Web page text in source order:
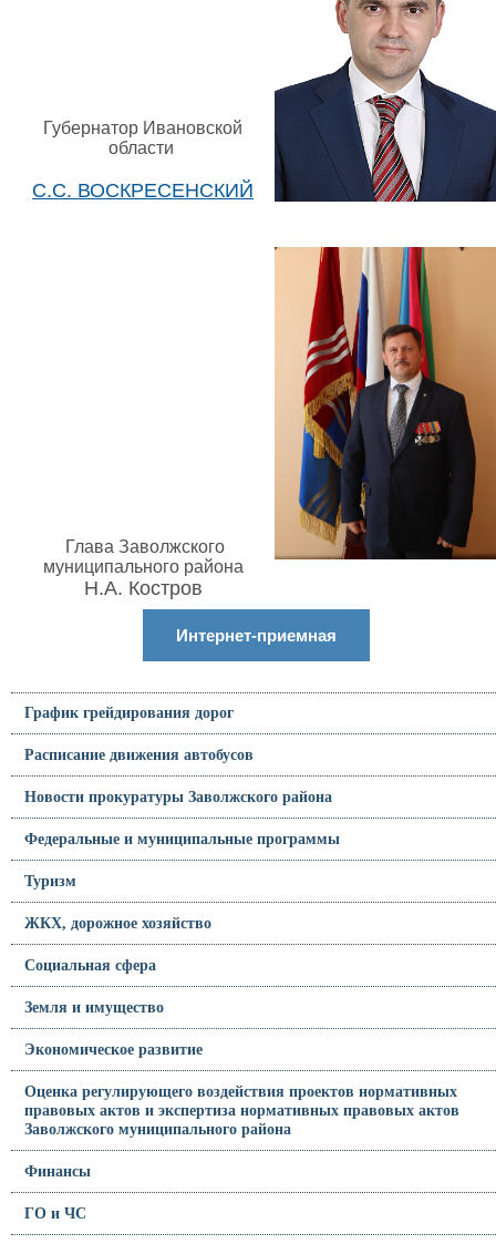
Губернатор Ивановской
области
С.С. ВОСКРЕСЕНСКИЙ
Глава Заволжского
муниципального района
Н.А. Костров
Интернет-приемная
График грейдирования дорог
Расписание движения автобусов
Новости прокуратуры Заволжского района
Федеральные и муниципальные программы
Туризм
ЖКХ, дорожное хозяйство
Социальная сфера
Земля и имущество
Экономическое развитие
Оценка регулирующего воздействия проектов нормативных
правовых актов и экспертиза нормативных правовых актов
Заволжского муниципального района
Финансы
ГО и ЧС